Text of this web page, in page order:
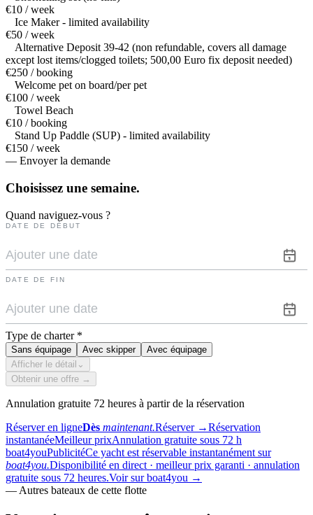
€10 / week
Ice Maker - limited availability
€50 / week
Alternative Deposit 39-42 (non refundable, covers all damage
except lost items/clogged toilets; 500,00 Euro fix deposit needed)
€250 / booking
Welcome pet on board/per pet
€100 / week
Towel Beach
€10 / booking
Stand Up Paddle (SUP) - limited availability
€150 / week
— Envoyer la demande
Choisissez une semaine.
Quand naviguez-vous ?
DATE DE DÉBUT
DATE DE FIN
Type de charter *
Sans équipage Avec skipper
Avec équipage
Afficher le détail ⌄
Obtenir une offre →
Annulation gratuite 72 heures à partir de la réservation
Réserver en ligneDès maintenant.Réserver →Réservation
instantanéeMeilleur prixAnnulation gratuite sous 72 h
boat4youPublicitéCe yacht est réservable instantanément sur
boat4you.Disponibilité en direct · meilleur prix garanti · annulation
gratuite sous 72 heures.Voir sur boat4you →
— Autres bateaux de cette flotte